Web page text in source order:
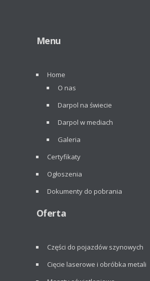
Menu
Home
O nas
Darpol na świecie
Darpol w mediach
Galeria
Certyfikaty
Ogłoszenia
Dokumenty do pobrania
Oferta
Części do pojazdów szynowych
Cięcie laserowe i obróbka metali